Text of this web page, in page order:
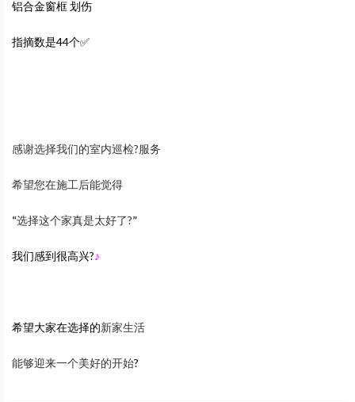
铝合金窗框 划伤
指摘数是44个✅
感谢选择我们的室内巡检?服务
希望您在施工后能觉得
“选择这个家真是太好了?”
我们感到很高兴?♪
希望大家在选择的新家生活
能够迎来一个美好的开始?